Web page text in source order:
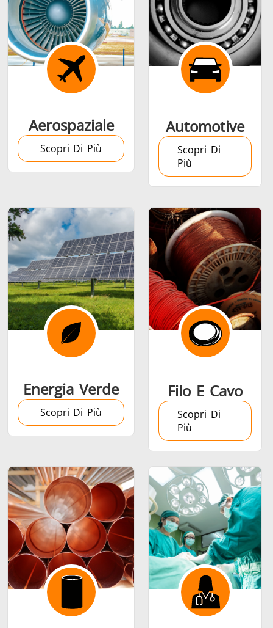
Calettamento a
caldo
Generatore &
Controllore
Generatori ad
Induzione
Serie SH
Teste di
riscaldamento
Induction
Aerospaziale
Data
Filo e cavo Fissaggio
Tubo
Riscaldamento,
Ventilazione e
Semiconduttori
Aerospaziale
Scopri Di Più
Automotive
Scopri Di
Più
Energia Verde
Scopri Di Più
Filo E Cavo
Scopri Di
Più